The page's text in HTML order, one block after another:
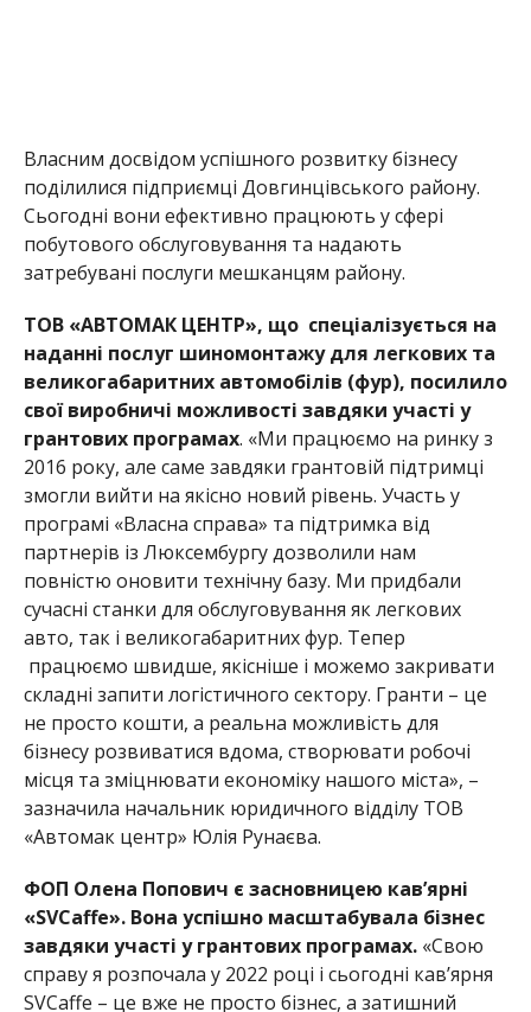
Власним досвідом успішного розвитку бізнесу
поділилися підприємці Довгинцівського району.
Сьогодні вони ефективно працюють у сфері
побутового обслуговування та надають
затребувані послуги мешканцям району.
ТОВ «АВТОМАК ЦЕНТР», що спеціалізується на
наданні послуг шиномонтажу для легкових та
великогабаритних автомобілів (фур), посилило
свої виробничі можливості завдяки участі у
грантових програмах. «Ми працюємо на ринку з
2016 року, але саме завдяки грантовій підтримці
змогли вийти на якісно новий рівень. Участь у
програмі «Власна справа» та підтримка від
партнерів із Люксембургу дозволили нам
повністю оновити технічну базу. Ми придбали
сучасні станки для обслуговування як легкових
авто, так і великогабаритних фур. Тепер
працюємо швидше, якісніше і можемо закривати
складні запити логістичного сектору. Гранти – це
не просто кошти, а реальна можливість для
бізнесу розвиватися вдома, створювати робочі
місця та зміцнювати економіку нашого міста», –
зазначила начальник юридичного відділу ТОВ
«Автомак центр» Юлія Рунаєва.
ФОП Олена Попович є засновницею кав’ярні
«SVCaffe». Вона успішно масштабувала бізнес
завдяки участі у грантових програмах.«Свою
справу я розпочала у 2022 році і сьогодні кав’ярня
SVCaffe – це вже не просто бізнес, а затишний